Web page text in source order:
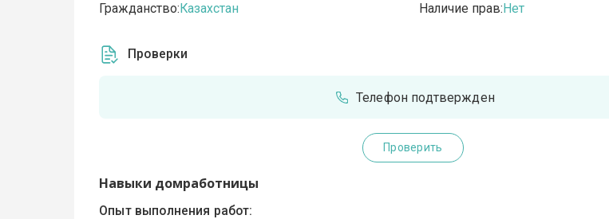
Гражданство:Казахстан
Наличие прав:Нет
Проверки
Телефон подтвержден
Проверить
Навыки домработницы
Опыт выполнения работ: